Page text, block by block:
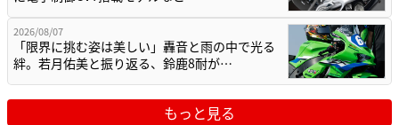
2026/08/07
「限界に挑む姿は美しい」轟音と雨の中で光る
絆。若月佑美と振り返る、鈴鹿8耐が…
もっと見る